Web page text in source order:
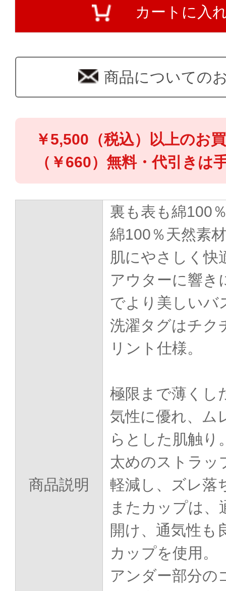
カートに入
商品についての
￥5,500（税込）以上のお
（￥660）無料・代引きは
商品説明
裏も表も綿100
綿100％天然素
肌にやさしく快
アウターに響き
でより美しいバ
洗濯タグはチク
リント仕様。
極限まで薄くし
気性に優れ、ム
らとした肌触り
太めのストラッ
軽減し、ズレ落
またカップは、
開け、通気性も
カップを使用。
アンダー部分の